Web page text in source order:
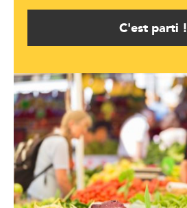
C'est parti !